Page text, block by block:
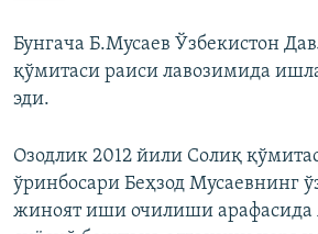
Бунгача Б.Мусаев Ўзбекистон
қўмитаси раиси лавозимида
эди.
Озодлик 2012 йили Солиқ
ўринбосари Беҳзод Мусаевнинг
жиноят иши очилиши